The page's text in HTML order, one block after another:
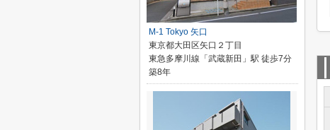
M-1 Tokyo 矢口
東京都大田区矢口２丁目
東急多摩川線「武蔵新田」駅 徒歩7分
築8年